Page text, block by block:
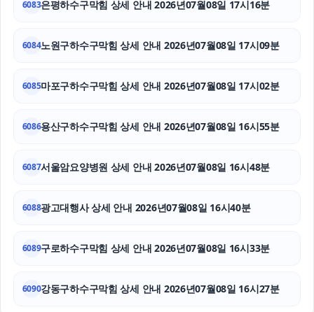
수원변호사
6083은평하수구막힘 상세 안내 2026년07월08일 17시16분
6084노원구하수구막힘 상세 안내 2026년07월08일 17시09분
6085마포구하수구막힘 상세 안내 2026년07월08일 17시02분
6086용산구하수구막힘 상세 안내 2026년07월08일 16시55분
6087서울암요양병원 상세 안내 2026년07월08일 16시48분
6088광고대행사 상세 안내 2026년07월08일 16시40분
6089구로하수구막힘 상세 안내 2026년07월08일 16시33분
6090강동구하수구막힘 상세 안내 2026년07월08일 16시27분